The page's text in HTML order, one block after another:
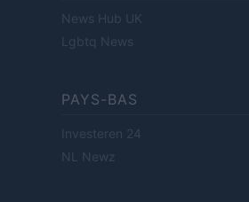
News Hub UK
Lgbtq News
PAYS-BAS
Investeren 24
NL Newz